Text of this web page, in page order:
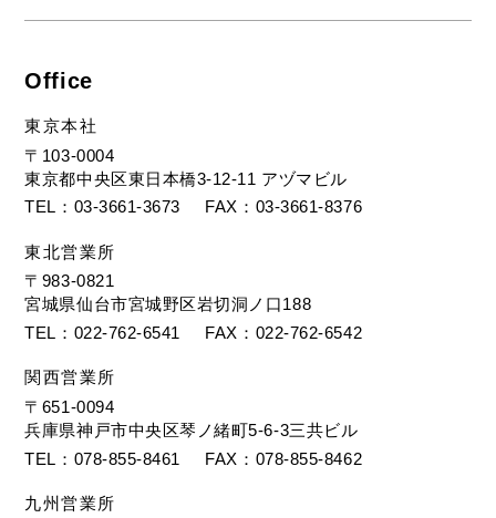
Office
東京本社
〒103-0004
東京都中央区東日本橋3-12-11 アヅマビル
TEL
03-3661-3673 FAX 03-3661-8376
東北営業所
〒983-0821
宮城県仙台市宮城野区岩切洞ノ口188
TEL
022-762-6541 FAX 022-762-6542
関西営業所
〒651-0094
兵庫県神戸市中央区琴ノ緒町5-6-3三共ビル
TEL
078-855-8461 FAX 078-855-8462
九州営業所